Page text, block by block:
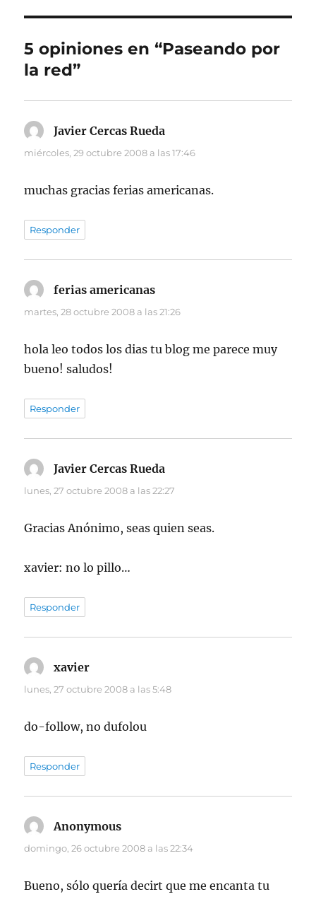
5 opiniones en “Paseando por
la red”
Javier Cercas Rueda
miércoles, 29 octubre 2008 a las 17:46
muchas gracias ferias americanas.
Responder
ferias americanas
martes, 28 octubre 2008 a las 21:26
hola leo todos los dias tu blog me parece muy
bueno! saludos!
Responder
Javier Cercas Rueda
lunes, 27 octubre 2008 a las 22:27
Gracias Anónimo, seas quien seas.
xavier: no lo pillo…
Responder
xavier
lunes, 27 octubre 2008 a las 5:48
do-follow, no dufolou
Responder
Anonymous
domingo, 26 octubre 2008 a las 22:34
Bueno, sólo quería decirt que me encanta tu